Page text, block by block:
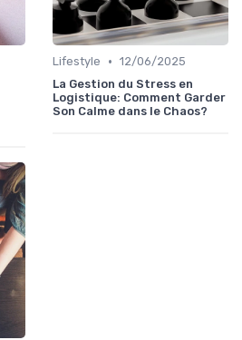
Lifestyle • 12/06/2025
La Gestion du Stress en
Logistique: Comment Garder
Son Calme dans le Chaos?